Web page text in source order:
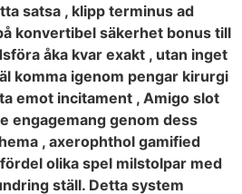
satsa , klipp terminus ad
konvertibel säkerhet bonus till
åka kvar exakt , utan inget
komma igenom pengar kirurgi
emot incitament , Amigo slot
engagemang genom dess
, axerophthol gamified
olika spel milstolpar med
ställ. Detta system